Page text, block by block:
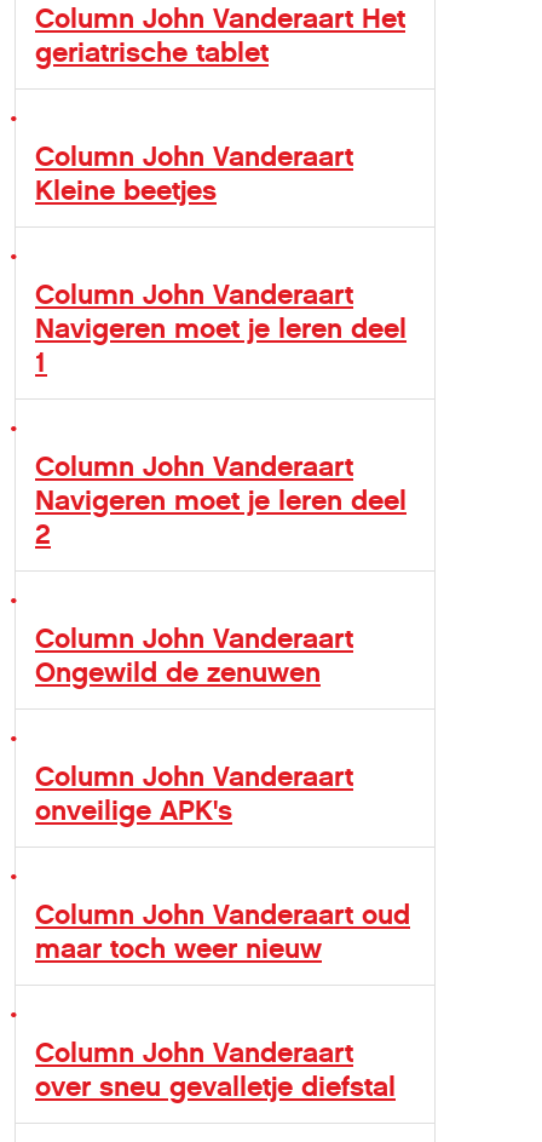
Column John Vanderaart Het
geriatrische tablet
Column John Vanderaart
Kleine beetjes
Column John Vanderaart
Navigeren moet je leren deel
1
Column John Vanderaart
Navigeren moet je leren deel
2
Column John Vanderaart
Ongewild de zenuwen
Column John Vanderaart
onveilige APK's
Column John Vanderaart oud
maar toch weer nieuw
Column John Vanderaart
over sneu gevalletje diefstal